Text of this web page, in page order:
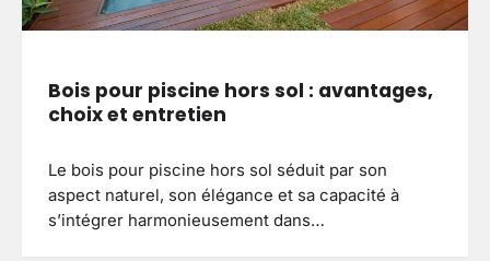
Bois pour piscine hors sol : avantages,
choix et entretien
Le bois pour piscine hors sol séduit par son
aspect naturel, son élégance et sa capacité à
s’intégrer harmonieusement dans…